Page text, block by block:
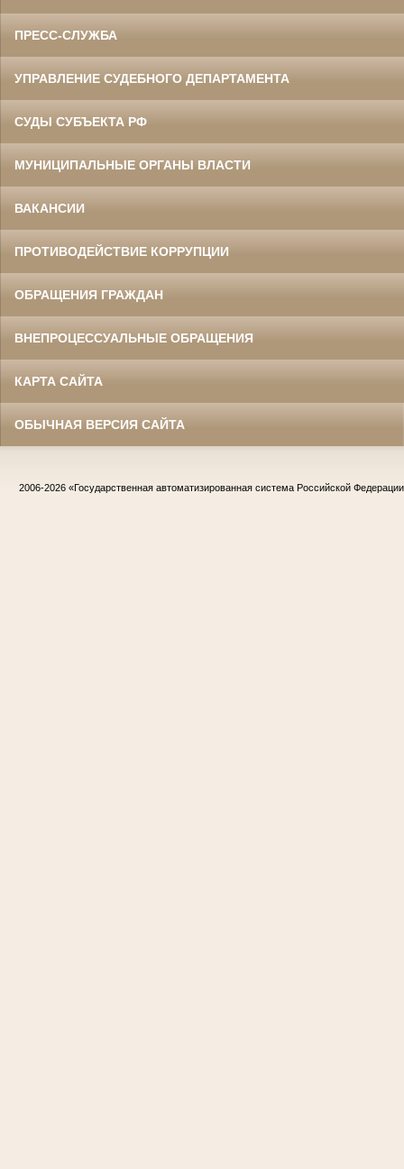
ПРЕСС-СЛУЖБА
УПРАВЛЕНИЕ СУДЕБНОГО ДЕПАРТАМЕНТА
СУДЫ СУБЪЕКТА РФ
МУНИЦИПАЛЬНЫЕ ОРГАНЫ ВЛАСТИ
ВАКАНСИИ
ПРОТИВОДЕЙСТВИЕ КОРРУПЦИИ
ОБРАЩЕНИЯ ГРАЖДАН
ВНЕПРОЦЕССУАЛЬНЫЕ ОБРАЩЕНИЯ
КАРТА САЙТА
ОБЫЧНАЯ ВЕРСИЯ САЙТА
2006-2026 «Государственная автоматизированная система Российской